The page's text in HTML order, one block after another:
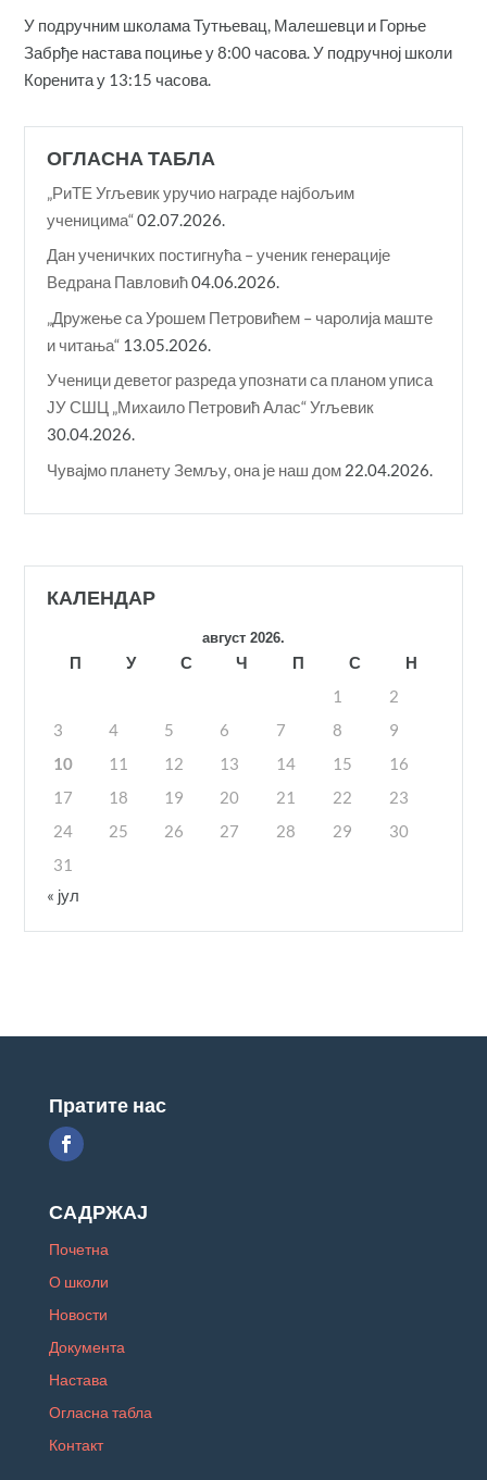
У подручним школама Тутњевац, Малешевци и Горње
Забрђе настава поциње у 8:00 часова. У подручној школи
Коренита у 13:15 часова.
ОГЛАСНА ТАБЛА
„РиТЕ Угљевик уручио награде најбољим
ученицима“02.07.2026.
Дан ученичких постигнућа – ученик генерације
Ведрана Павловић04.06.2026.
„Дружење са Урошем Петровићем – чаролија маште
и читања“ 13.05.2026.
Ученици деветог разреда упознати са планом уписа
ЈУ СШЦ „Михаило Петровић Алас“ Угљевик
30.04.2026.
Чувајмо планету Земљу, она је наш дом 22.04.2026.
КАЛЕНДАР
август 2026.
П У С Ч П С
Н
1
2
3
4 5 6 7 8
9
10
11 12 13 14 15
16
17
18 19 20 21 22
23
24
25 26 27 28 29
30
31
« јул
Пратите нас
САДРЖАЈ
Почетна
О школи
Новости
Документа
Настава
Огласна табла
Контакт